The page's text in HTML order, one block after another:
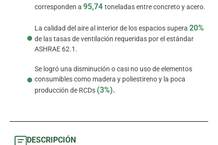
corresponden a 95,74 toneladas entre concreto y acero.
La calidad del aire al interior de los espacios supera 20%
de las tasas de ventilación requeridas por el estándar
ASHRAE 62.1.
Se logró una disminución o casi no uso de elementos
consumibles como madera y poliestireno y la poca
producción de RCDs (3%).
DESCRIPCIÓN